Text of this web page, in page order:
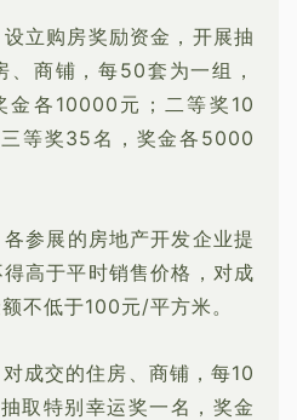
设立购房奖励资金，开展抽
商铺，每50套为一组，
金各10000元；二等奖10
等奖35名，奖金各5000
各参展的房地产开发企业提
高于平时销售价格，对成
不低于100元/平方米。
对成交的住房、商铺，每10
取特别幸运奖一名，奖金